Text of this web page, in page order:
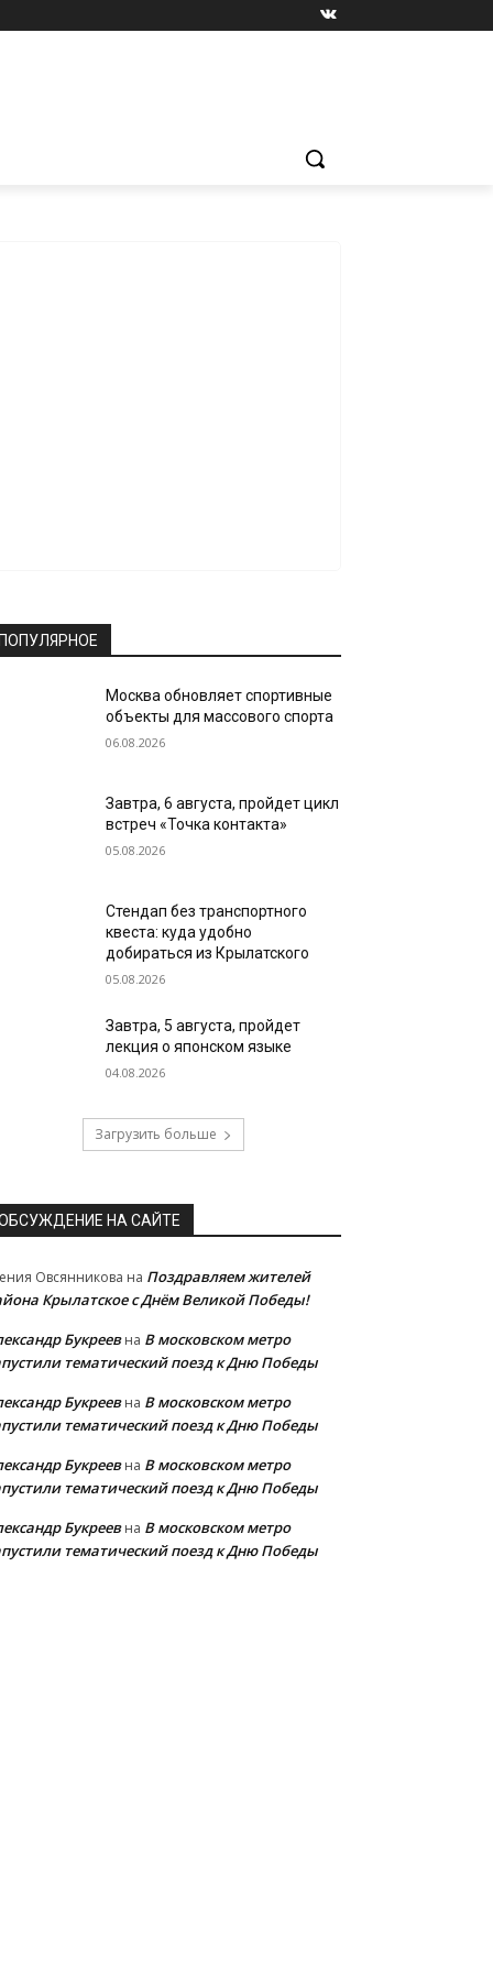
Москва обновляет спортивные
объекты для массового спорта
06.08.2026
Завтра, 6 августа, пройдет цикл
встреч «Точка контакта»
05.08.2026
Стендап без транспортного
квеста: куда удобно
добираться из Крылатского
05.08.2026
Завтра, 5 августа, пройдет
лекция о японском языке
04.08.2026
Загрузить больше
НА САЙТЕ
Овсянникова на Поздравляем жителей
Крылатское с Днём Великой Победы!
Букреевна В московском метро
тематический поезд к Дню Победы
Букреевна В московском метро
тематический поезд к Дню Победы
Букреевна В московском метро
тематический поезд к Дню Победы
Букреевна В московском метро
тематический поезд к Дню Победы